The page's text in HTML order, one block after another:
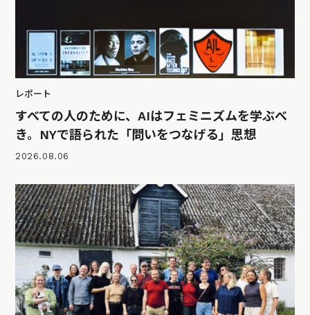
レポート
すべての人のために、AIはフェミニズムを学ぶべ
き。NYで語られた「問いをつなげる」思想
2026.08.06